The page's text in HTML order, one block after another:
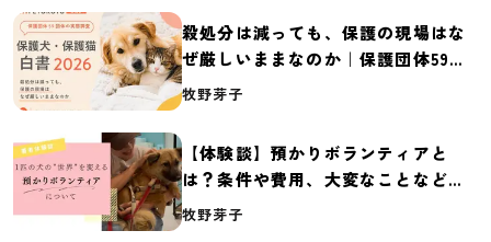
殺処分は減っても、保護の現場はな
ぜ厳しいままなのか｜保護団体59団
体の実態調査【保護犬・保護猫白書
牧野芽子
【体験談】預かりボランティアと
は？条件や費用、大変なことなど紹
介
牧野芽子